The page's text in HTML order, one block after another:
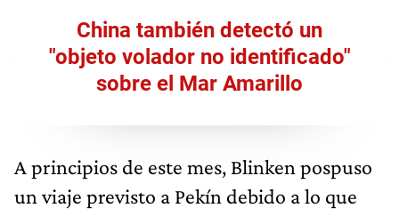
China también detectó un
"objeto volador no identificado"
sobre el Mar Amarillo
A principios de este mes, Blinken pospuso
un viaje previsto a Pekín debido a lo que